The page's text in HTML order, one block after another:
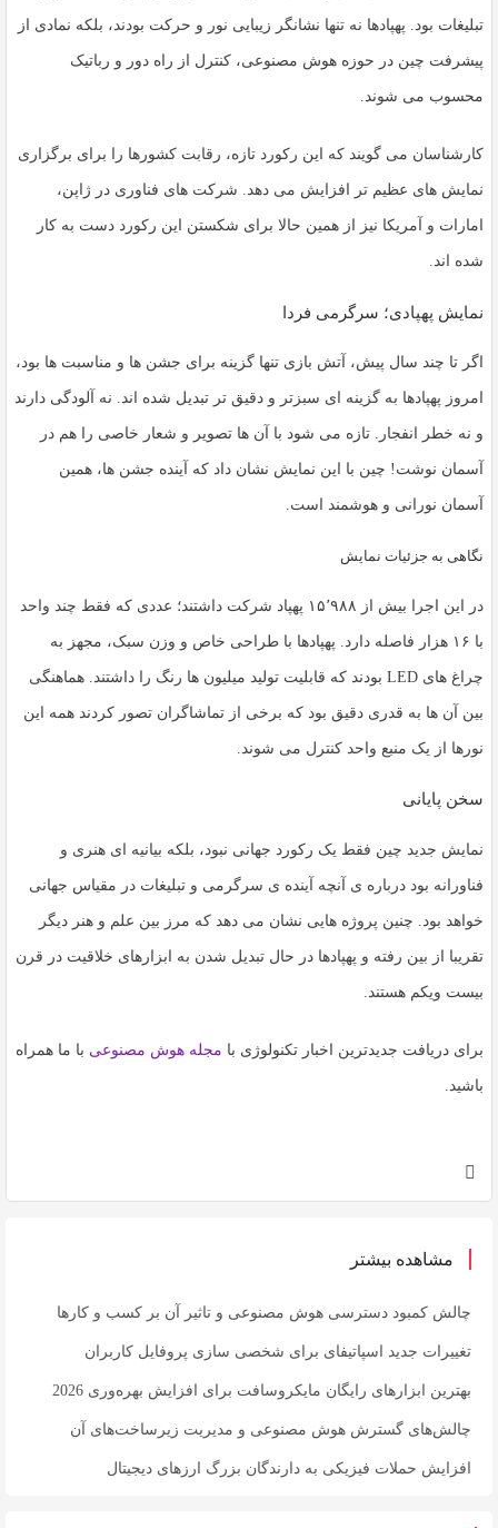
تبلیغات بود. پهپادها نه تنها نشانگر زیبایی نور و حرکت بودند، بلکه نمادی از
پیشرفت چین در حوزه هوش مصنوعی، کنترل از راه دور و رباتیک
محسوب می شوند.
کارشناسان می گویند که این رکورد تازه، رقابت کشورها را برای برگزاری
نمایش های عظیم تر افزایش می دهد. شرکت های فناوری در ژاپن،
امارات و آمریکا نیز از همین حالا برای شکستن این رکورد دست به کار
شده اند.
نمایش پهپادی؛ سرگرمی فردا
اگر تا چند سال پیش، آتش بازی تنها گزینه برای جشن ها و مناسبت ها بود،
امروز پهپادها به گزینه ای سبزتر و دقیق تر تبدیل شده اند. نه آلودگی دارند
و نه خطر انفجار. تازه می شود با آن ها تصویر و شعار خاصی را هم در
آسمان نوشت! چین با این نمایش نشان داد که آینده جشن ها، همین
آسمان نورانی و هوشمند است.
نگاهی به جزئیات نمایش
در این اجرا بیش از ۱۵٬۹۸۸ پهپاد شرکت داشتند؛ عددی که فقط چند واحد
با ۱۶ هزار فاصله دارد. پهپادها با طراحی خاص و وزن سبک، مجهز به
چراغ های LED بودند که قابلیت تولید میلیون ها رنگ را داشتند. هماهنگی
بین آن ها به قدری دقیق بود که برخی از تماشاگران تصور کردند همه این
نورها از یک منبع واحد کنترل می شوند.
سخن پایانی
نمایش جدید چین فقط یک رکورد جهانی نبود، بلکه بیانیه ای هنری و
فناورانه بود درباره ی آنچه آینده ی سرگرمی و تبلیغات در مقیاس جهانی
خواهد بود. چنین پروژه هایی نشان می دهد که مرز بین علم و هنر دیگر
تقریبا از بین رفته و پهپادها در حال تبدیل شدن به ابزارهای خلاقیت در قرن
بیست ویکم هستند.
برای دریافت جدیدترین اخبار تکنولوژی با مجله هوش مصنوعی با ما همراه
باشید.
مشاهده بیشتر
چالش کمبود دسترسی هوش مصنوعی و تاثیر آن بر کسب و کارها
تغییرات جدید اسپاتیفای برای شخصی سازی پروفایل کاربران
بهترین ابزارهای رایگان مایکروسافت برای افزایش بهره‌وری 2026
چالش‌های گسترش هوش مصنوعی و مدیریت زیرساخت‌های آن
افزایش حملات فیزیکی به دارندگان بزرگ ارزهای دیجیتال